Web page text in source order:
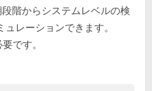
階からシステムレベルの検
レーションできます。
です。